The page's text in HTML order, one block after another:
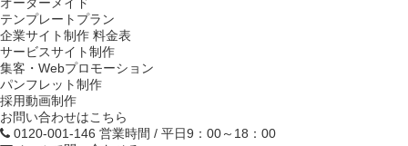
オーダーメイド
テンプレートプラン
企業サイト制作 料金表
サービスサイト制作
集客・Webプロモーション
パンフレット制作
採用動画制作
お問い合わせはこちら
0120-001-146 営業時間 / 平日9：00～18：00